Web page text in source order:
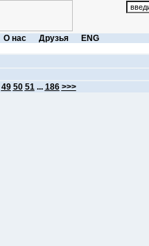
О нас Друзья ENG
49 50 51... 186 >>>